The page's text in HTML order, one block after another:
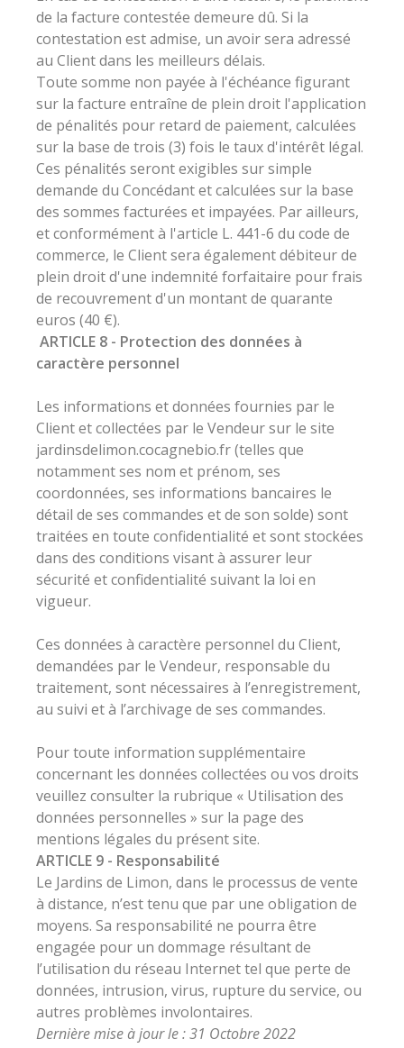
de la facture contestée demeure dû. Si la
contestation est admise, un avoir sera adressé
au Client dans les meilleurs délais.
Toute somme non payée à l'échéance figurant
sur la facture entraîne de plein droit l'application
de pénalités pour retard de paiement, calculées
sur la base de trois (3) fois le taux d'intérêt légal.
Ces pénalités seront exigibles sur simple
demande du Concédant et calculées sur la base
des sommes facturées et impayées. Par ailleurs,
et conformément à l'article L. 441-6 du code de
commerce, le Client sera également débiteur de
plein droit d'une indemnité forfaitaire pour frais
de recouvrement d'un montant de quarante
euros (40 €).
ARTICLE 8 - Protection des données à
caractère personnel
Les informations et données fournies par le
Client et collectées par le Vendeur sur le site
jardinsdelimon.cocagnebio.fr (telles que
notamment ses nom et prénom, ses
coordonnées, ses informations bancaires le
détail de ses commandes et de son solde) sont
traitées en toute confidentialité et sont stockées
dans des conditions visant à assurer leur
sécurité et confidentialité suivant la loi en
vigueur.
Ces données à caractère personnel du Client,
demandées par le Vendeur, responsable du
traitement, sont nécessaires à l’enregistrement,
au suivi et à l’archivage de ses commandes.
Pour toute information supplémentaire
concernant les données collectées ou vos droits
veuillez consulter la rubrique « Utilisation des
données personnelles » sur la page des
mentions légales du présent site.
ARTICLE 9 - Responsabilité
Le Jardins de Limon, dans le processus de vente
à distance, n’est tenu que par une obligation de
moyens. Sa responsabilité ne pourra être
engagée pour un dommage résultant de
l’utilisation du réseau Internet tel que perte de
données, intrusion, virus, rupture du service, ou
autres problèmes involontaires.
Dernière mise à jour le : 31 Octobre 2022